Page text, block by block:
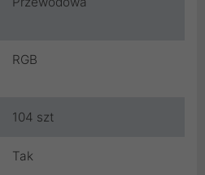
RGB
104 szt
Tak